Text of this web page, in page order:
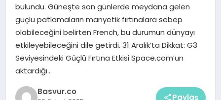
bulundu. Güneşte son günlerde meydana gelen
güçlü patlamaların manyetik fırtınalara sebep
olabileceğini belirten French, bu durumun dünyayı
etkileyebileceğini dile getirdi. 31 Aralık’ta Dikkat: G3
Seviyesindeki Güçlü Fırtına Etkisi Space.com’un
aktardığı…
Basvur.co
Paylaş